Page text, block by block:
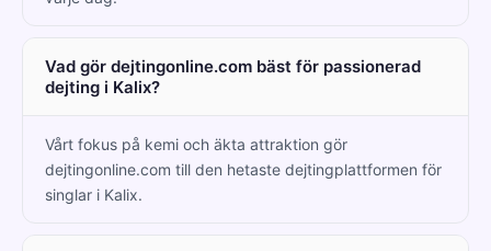
Vad gör dejtingonline.com bäst för passionerad
dejting i Kalix?
Vårt fokus på kemi och äkta attraktion gör
dejtingonline.com till den hetaste dejtingplattformen för
singlar i Kalix.